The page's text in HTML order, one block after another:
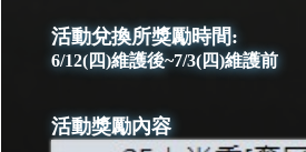
活動兌換所獎勵時間:
6/12(四)維護後~7/3(四)維護前
活動獎勵內容